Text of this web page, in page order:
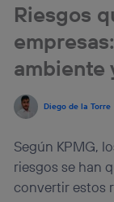
Riesgos
ambiente
Diego de la Torre
Según KPMG,
riesgos se han
convertir estos